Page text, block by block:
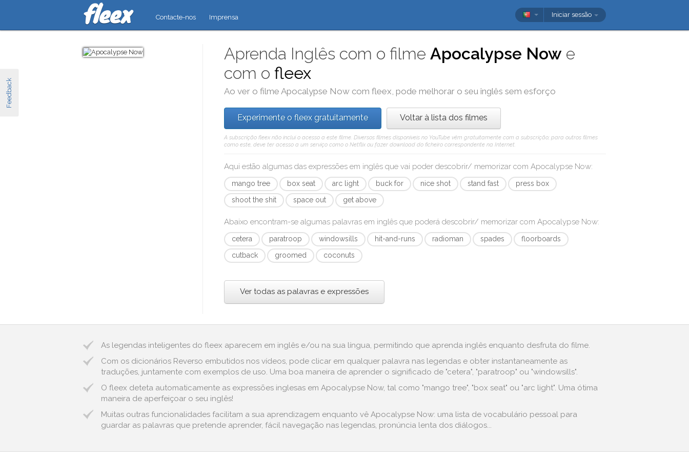
Feedback
Contacte-nos Imprensa Iniciar sessão
Aprenda Inglês com o filmeApocalypse Now e
com ofleex
Ao ver o filmeApocalypse Now comfleex, pode melhorar o seu inglês sem esforço
Experimente o fleex gratuitamente Voltar à lista dos filmes
A subscrição fleex não inclui o acesso a este filme. Diversos filmes disponíveis no YouTube vêm gratuitamente com a subscrição; para outros filmes
como este, deve ter acesso a um serviço como o Netflix ou fazer download do ficheiro correspondente na Internet.
Aqui estão algumas das expressões em inglês que vai poder descobrir/ memorizar comApocalypse Now:
mango tree box seat arc light buck for nice shot stand fast
press box
shoot the shit
space out get above
Abaixo encontram-se algumas palavras em inglês que poderá descobrir/ memorizar comApocalypse Now:
cetera paratroop windowsills hit-and-runs radioman spades
floorboards
cutback
groomed coconuts
Ver todas as palavras e expressões
As legendas inteligentes do fleex aparecem em inglês e/ou na sua língua, permitindo que aprenda inglês enquanto desfruta do filme.
Com os dicionários Reverso embutidos nos vídeos, pode clicar em qualquer palavra nas legendas e obter instantaneamente as
traduções, juntamente com exemplos de uso. Uma boa maneira de aprender o significado de "cetera", "paratroop" ou "windowsills".
O fleex deteta automaticamente as expressões inglesas em Apocalypse Now, tal como "mango tree", "box seat" ou "arc light". Uma ótima
maneira de aperfeiçoar o seu inglês!
Muitas outras funcionalidades facilitam a sua aprendizagem enquanto vê Apocalypse Now: uma lista de vocabulário pessoal para
guardar as palavras que pretende aprender, fácil navegação nas legendas, pronúncia lenta dos diálogos...